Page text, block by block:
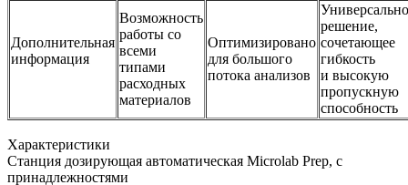
Дополнительная
информация
Возможность
работы со
всеми
типами
расходных
материалов
Оптимизировано
для большого
потока анализов
решение,
сочетающее
гибкость
и высокую
пропускную
способность
Характеристики
Станция дозирующая автоматическая Microlab Prep, с
принадлежностями